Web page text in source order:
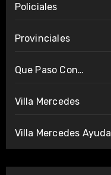
Policiales
Provinciales
Que Paso Con…
Villa Mercedes
Villa Mercedes Ayuda